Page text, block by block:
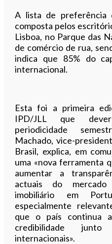
A lista de preferência
composta pelos
Lisboa, no Parque das
de comércio de rua,
indica que 85% do
internacional.
Esta foi a primeira
IPD/JLL que
periodicidade
Machado, vice-
Brasil, explica, em
uma «nova ferramenta
aumentar a
actuais do
imobiliário em
especialmente
que o país continua
credibilidade
internacionais».